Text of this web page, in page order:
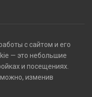
с сайтом и его
— это небольшие
и посещениях.
можно, изменив